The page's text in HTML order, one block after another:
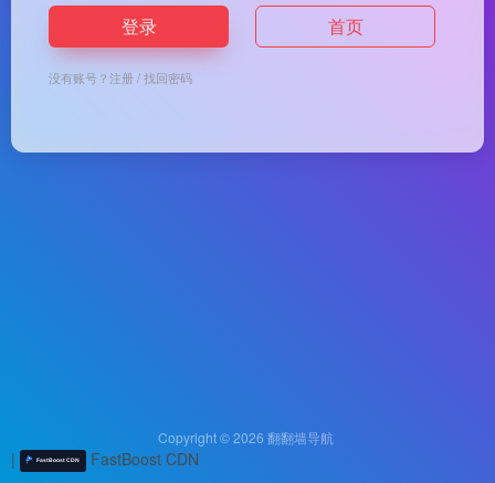
登录 首页
没有账号？注册/找回密码
Copyright © 2026 翻翻墙导航
| FastBoost CDN